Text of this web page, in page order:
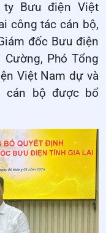
ty Bưu điện Việt
công tác cán bộ,
đốc Bưu điện
Phó Tổng
Việt Nam dự và
cán bộ được bổ